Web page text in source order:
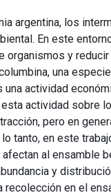
argentina, los
En este
organismos y
una
una actividad
actividad sobre
pero en
tanto, en este
afectan al ensamble
y
en el